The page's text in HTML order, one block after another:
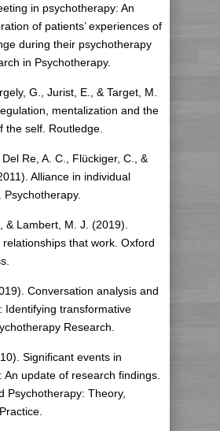
in psychotherapy: An
of patients’ experiences of
during their psychotherapy
in Psychotherapy.
G., Jurist, E., & Target, M.
mentalization and the
the self. Routledge.
Re, A. C., Flückiger, C., &
Alliance in individual
Psychotherapy.
& Lambert, M. J. (2019).
relationships that work. Oxford
Conversation analysis and
Identifying transformative
Research.
Significant events in
An update of research findings.
Psychotherapy: Theory,